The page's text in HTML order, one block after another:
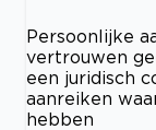
Persoonlijke
vertrouwen
een juridisch
aanreiken
hebben